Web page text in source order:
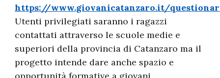
https://www.giovanicatanzaro.it/
Utenti privilegiati saranno i ragazzi
contattati attraverso le scuole medie e
superiori della provincia di Catanzaro ma il
progetto intende dare anche spazio e